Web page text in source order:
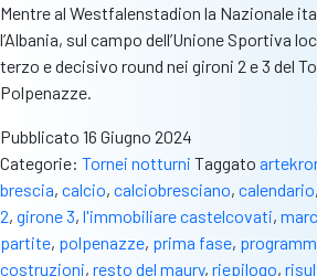
Mentre al Westfalenstadion la Nazionale
l’Albania, sul campo dell’Unione Sportiva
terzo e decisivo round nei gironi 2 e 3 del
Polpenazze.
Pubblicato 16 Giugno 2024
Categorie: Tornei notturni Taggato
brescia, calcio, calciobresciano, calendario,
2, girone 3, l'immobiliare castelcovati,
partite, polpenazze, prima fase,
costruzioni, resto del maury, riepilogo,